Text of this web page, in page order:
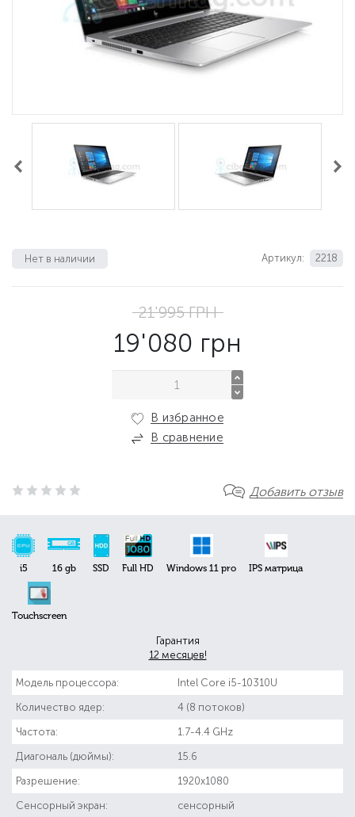
Добавить отзыв
i5 16 gb SSD Full HD Windows 11 pro IPS матрица
Touchscreen
Гарантия
12 месяцев!
Модель процессора: Intel Core i5-10310U
Количество ядер: 4 (8 потоков)
Частота: 1.7-4.4 GHz
Диагональ (дюймы): 15.6
Разрешение: 1920x1080
Сенсорный экран: сенсорный
Артикул: 2218
Нет в наличии
21'995 ГРН
19'080 грн
В избранное
В сравнение